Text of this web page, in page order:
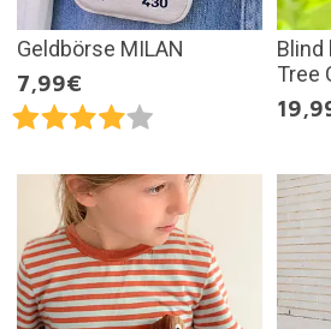
Geldbörse MILAN
7,99€
Blind
Tree